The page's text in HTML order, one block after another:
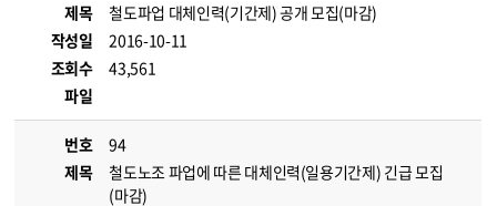
제목
철도파업 대체인력(기간제) 공개 모집(마감)
작성일
2016-10-11
조회수
43,561
파일
번호
94
제목
철도노조 파업에 따른 대체인력(일용기간제) 긴급 모집
(마감)